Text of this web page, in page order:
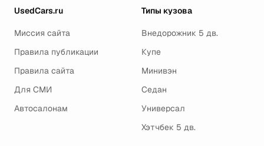
UsedCars.ru
Миссия сайта
Правила публикации
Правила сайта
Для СМИ
Автосалонам
Типы кузова
Внедорожник 5 дв.
Купе
Минивэн
Седан
Универсал
Хэтчбек 5 дв.